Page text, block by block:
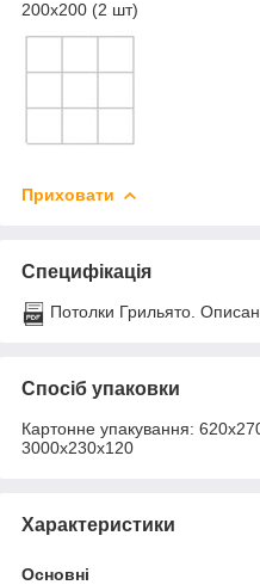
200х200 (2 шт)
Приховати
Специфікація
Потолки Грильято.
Спосіб упаковки
Картонне упакування:
3000х230х120
Характеристики
Основні